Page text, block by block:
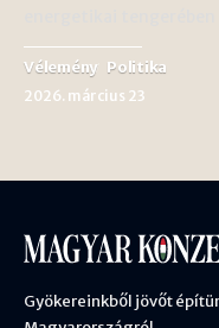
Vélemény Politika
2026. március 23
Gyökereinkből jövőt